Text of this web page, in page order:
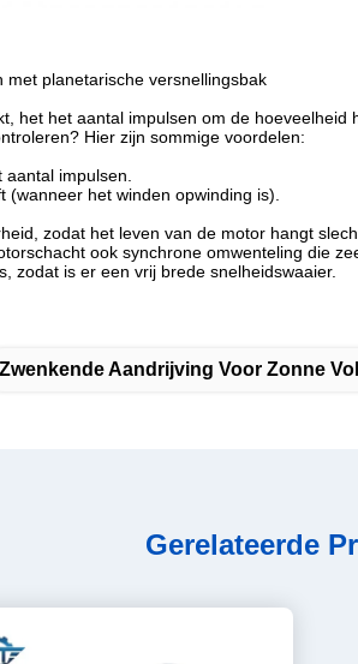
planetarische versnellingsbak
het het aantal impulsen om de
Hier zijn sommige voordelen:
impulsen.
het winden opwinding is).
zodat het leven van de motor hangt
ook synchrone omwenteling die
zodat is er een vrij brede snelheidswaaier.
Zwenkende Aandrijving Voor Zonne
Gerelateerde